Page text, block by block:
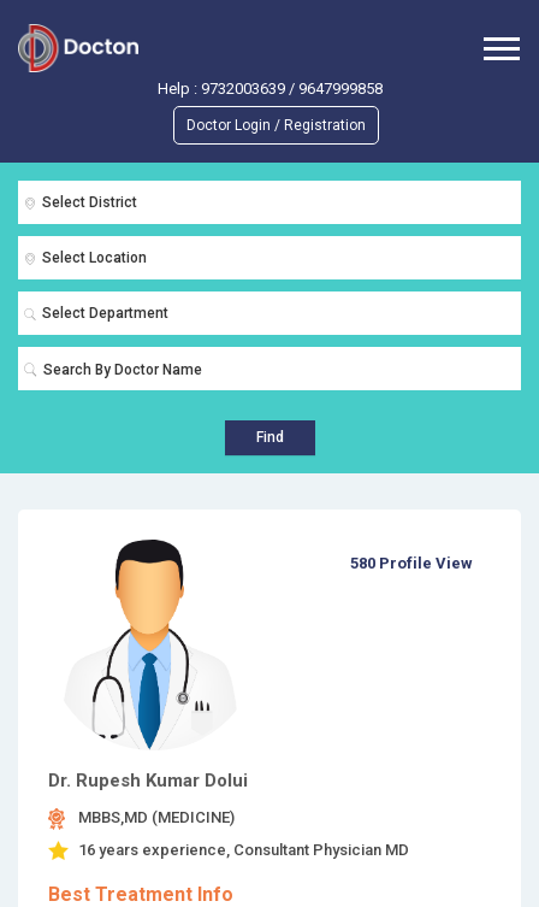
Help : 9732003639/ 9647999858
Doctor Login / Registration
Select District
Select Location
Select Department
Find
Dr. Rupesh Kumar Dolui
MBBS,MD (MEDICINE)
16 years experience, Consultant Physician MD
Best Treatment Info
580 Profile View